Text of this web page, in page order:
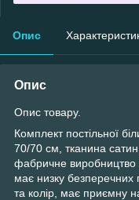
Опис
Опис
Опис товару.
Комплект постільної
70/70 см, тканина
фабричне виробництво
має низку
та колір, має приємну